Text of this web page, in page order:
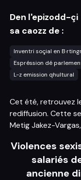
Den l'epizodd-çi
sa caozz de :
Inventri soçial en
Espréssion dé
L-z emission qhultural
Cet été, retrouvez
rediffusion. Cette
Metig Jakez-
Violences
salariés
ancienne